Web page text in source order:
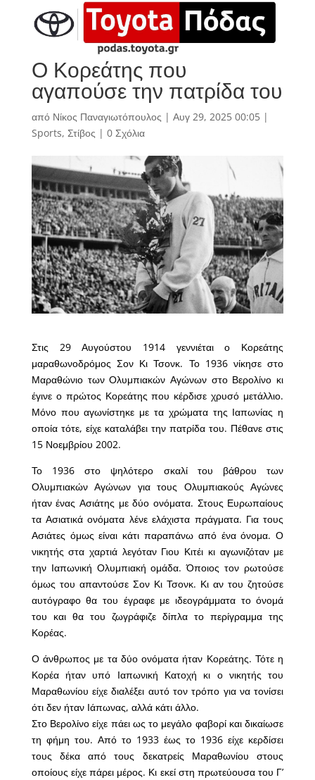
Ο Κορεάτης που
αγαπούσε την πατρίδα του
από Νίκος Παναγιωτόπουλος | Αυγ 29, 2025 00:05|
Sports, Στίβος | 0 Σχόλια
Στις 29 Αυγούστου 1914 γεννιέται ο Κορεάτης
μαραθωνοδρόμος Σον Κι Τσονκ. Το 1936 νίκησε στο
Μαραθώνιο των Ολυμπιακών Αγώνων στο Βερολίνο κι
έγινε ο πρώτος Κορεάτης που κέρδισε χρυσό μετάλλιο.
Μόνο που αγωνίστηκε με τα χρώματα της Ιαπωνίας η
οποία τότε, είχε καταλάβει την πατρίδα του. Πέθανε στις
15 Νοεμβρίου 2002.
Το 1936 στο ψηλότερο σκαλί του βάθρου των
Ολυμπιακών Αγώνων για τους Ολυμπιακούς Αγώνες
ήταν ένας Ασιάτης με δύο ονόματα. Στους Ευρωπαίους
τα Ασιατικά ονόματα λένε ελάχιστα πράγματα. Για τους
Ασιάτες όμως είναι κάτι παραπάνω από ένα όνομα. Ο
νικητής στα χαρτιά λεγόταν Γιου Κιτέι κι αγωνιζόταν με
την Ιαπωνική Ολυμπιακή ομάδα. Όποιος τον ρωτούσε
όμως του απαντούσε Σον Κι Τσονκ. Κι αν του ζητούσε
αυτόγραφο θα του έγραφε με ιδεογράμματα το όνομά
του και θα του ζωγράφιζε δίπλα το περίγραμμα της
Κορέας.
Ο άνθρωπος με τα δύο ονόματα ήταν Κορεάτης. Τότε η
Κορέα ήταν υπό Ιαπωνική Κατοχή κι ο νικητής του
Μαραθωνίου είχε διαλέξει αυτό τον τρόπο για να τονίσει
ότι δεν ήταν Ιάπωνας, αλλά κάτι άλλο.
Στο Βερολίνο είχε πάει ως το μεγάλο φαβορί και δικαίωσε
τη φήμη του. Από το 1933 έως το 1936 είχε κερδίσει
τους δέκα από τους δεκατρείς Μαραθωνίου στους
οποίους είχε πάρει μέρος. Κι εκεί στη πρωτεύουσα του Γ’